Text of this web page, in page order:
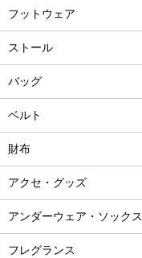
フットウェア
ストール
バッグ
ベルト
財布
アクセ・グッズ
アンダーウェア・ソックス
フレグランス